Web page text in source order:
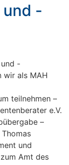
-
-
wir als MAH
teilnehmen –
e.V.
–
und
Amt des